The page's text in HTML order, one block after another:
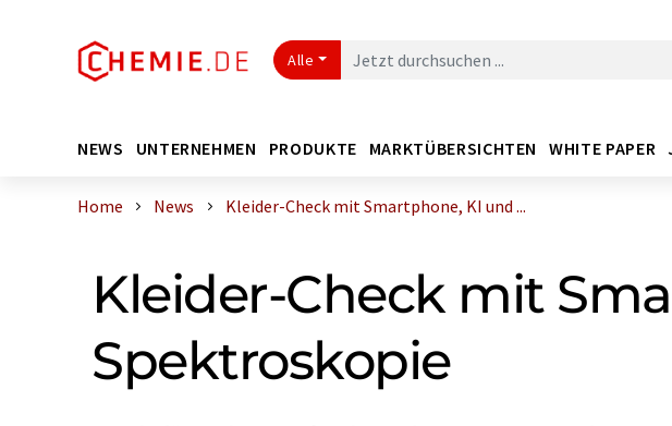
Alle
NEWS UNTERNEHMEN PRODUKTE MARKTÜBERSICHTEN WHITE PAPER
Home News Kleider-Check mit Smartphone, KI und ...
Kleider-Check mit
Spektroskopie